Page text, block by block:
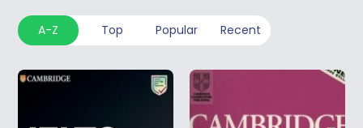
A-Z Top Popular Recent